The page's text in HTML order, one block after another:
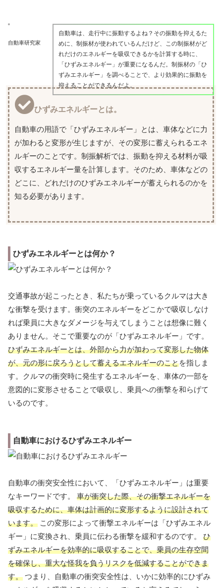
自動車研究家
自動車は、走行中に振動するよね？その振動を抑えるた
めに、制振材が使われているんだけど、この制振材がど
れだけのエネルギーを吸収できるかを計算する時に、
「ひずみエネルギー」が重要になるんだ。制振材の「ひ
ずみエネルギー」を調べることで、より効果的に振動を
抑えることができるんだよ。
ひずみエネルギーとは。
自動車の用語で「ひずみエネルギー」とは、車体などに力
が加わると変形が生じますが、その変形に蓄えられるエネ
ルギーのことです。制振解析では、振動を抑える材料が吸
収するエネルギー量を計算します。そのため、車体などの
どこに、どれだけのひずみエネルギーが蓄えられるのかを
知る必要があります。
ひずみエネルギーとは何か？
交通事故が起こったとき、私たちが乗っているクルマは大き
な衝撃を受けます。衝突のエネルギーをどこかで吸収しなけ
れば乗員に大きなダメージを与えてしまうことは想像に難く
ありません。そこで重要なのが「ひずみエネルギー」です。
ひずみエネルギーとは、外部から力が加わって変形した物体
が、元の形に戻ろうとして蓄えるエネルギーのことを指しま
す。クルマの衝突時に発生するエネルギーを、車体の一部を
意図的に変形させることで吸収し、乗員への衝撃を和らげて
いるのです。
自動車におけるひずみエネルギー
自動車の衝突安全性において、「ひずみエネルギー」は重要
なキーワードです。 車が衝突した際、その衝撃エネルギーを
吸収するために、車体は計画的に変形するように設計されて
います。 この変形によって衝撃エネルギーは「ひずみエネル
ギー」に変換され、乗員に伝わる衝撃を緩和するのです。 ひ
ずみエネルギーを効率的に吸収することで、乗員の生存空間
を確保し、重大な怪我を負うリスクを低減することができま
す。 つまり、自動車の衝突安全性は、いかに効率的にひずみ